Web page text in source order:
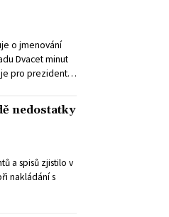
o jmenování
Dvacet minut
je pro prezidenta
rozhlasu
ústavního
nedostatky
a spisů zjistilo v
nakládání s